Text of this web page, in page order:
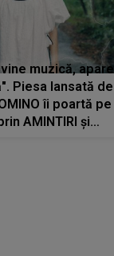
muzică, apare
Piesa lansată de
îi poartă pe
AMINTIRI și